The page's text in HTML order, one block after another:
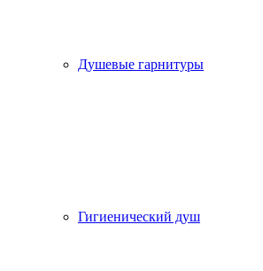
Душевые гарнитуры
Гигиенический душ